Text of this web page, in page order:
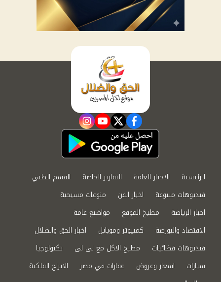
facebook
twitter
youtube
instagram
الرئيسية الاخبار العامة التقارير الخاصة
القسم الطبي
فيديوهات متنوعة
اخبار الفن
منوعات مسيحية
اخبار الرياضة
مطبخ الموقع
مواضيع عامة
الاقتصاد والبورصة
كمبيوتر وموبايل
اخبار الحق والضلال
فيديوهات فضائيات
مطبخ الاكل مع لى لى
تكنولوجيا
سيارات
اسعار وعروض عقارات في مصر
الابراج الفلكية